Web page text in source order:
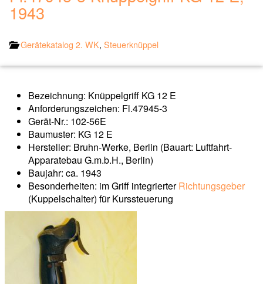
1943
Gerätekatalog 2. WK, Steuerknüppel
Bezeichnung: Knüppelgriff KG 12 E
Anforderungszeichen: Fl.47945-3
Gerät-Nr.: 102-56E
Baumuster: KG 12 E
Hersteller: Bruhn-Werke, Berlin (Bauart: Luftfahrt-
Apparatebau G.m.b.H., Berlin)
Baujahr: ca. 1943
Besonderheiten: im Griff integrierterRichtungsgeber
(Kuppelschalter) für Kurssteuerung